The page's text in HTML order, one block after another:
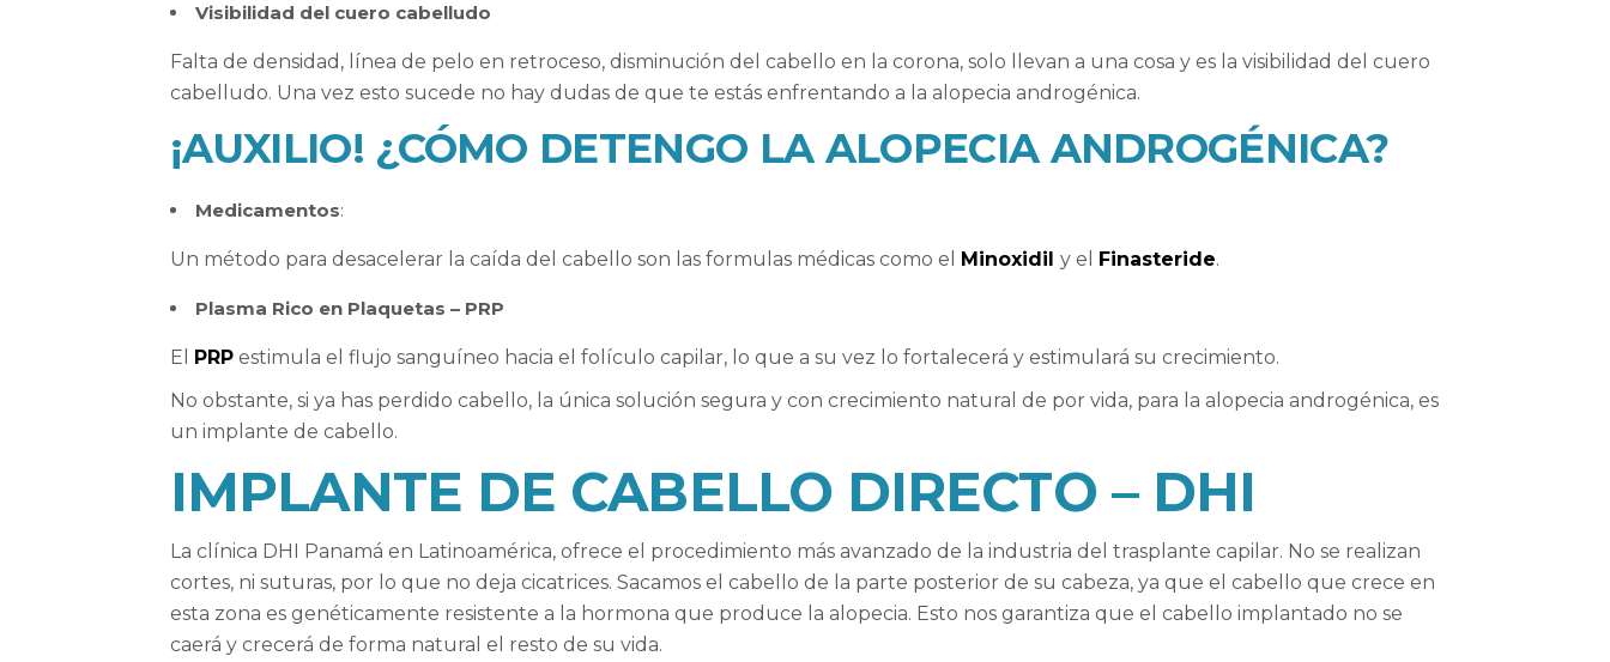
Visibilidad del cuero cabelludo
Falta de densidad, línea de pelo en retroceso, disminución del cabello en la corona, solo llevan a una cosa y es la visibilidad del cuero
cabelludo. Una vez esto sucede no hay dudas de que te estás enfrentando a la alopecia androgénica.
¡AUXILIO! ¿CÓMO DETENGO LA ALOPECIA ANDROGÉNICA?
Medicamentos:
Un método para desacelerar la caída del cabello son las formulas médicas como el Minoxidil y el Finasteride.
Plasma Rico en Plaquetas – PRP
El PRP estimula el flujo sanguíneo hacia el folículo capilar, lo que a su vez lo fortalecerá y estimulará su crecimiento.
No obstante, si ya has perdido cabello, la única solución segura y con crecimiento natural de por vida, para la alopecia androgénica, es
un implante de cabello.
IMPLANTE DE CABELLO DIRECTO – DHI
La clínica DHI Panamá en Latinoamérica, ofrece el procedimiento más avanzado de la industria del trasplante capilar. No se realizan
cortes, ni suturas, por lo que no deja cicatrices. Sacamos el cabello de la parte posterior de su cabeza, ya que el cabello que crece en
esta zona es genéticamente resistente a la hormona que produce la alopecia. Esto nos garantiza que el cabello implantado no se
caerá y crecerá de forma natural el resto de su vida.